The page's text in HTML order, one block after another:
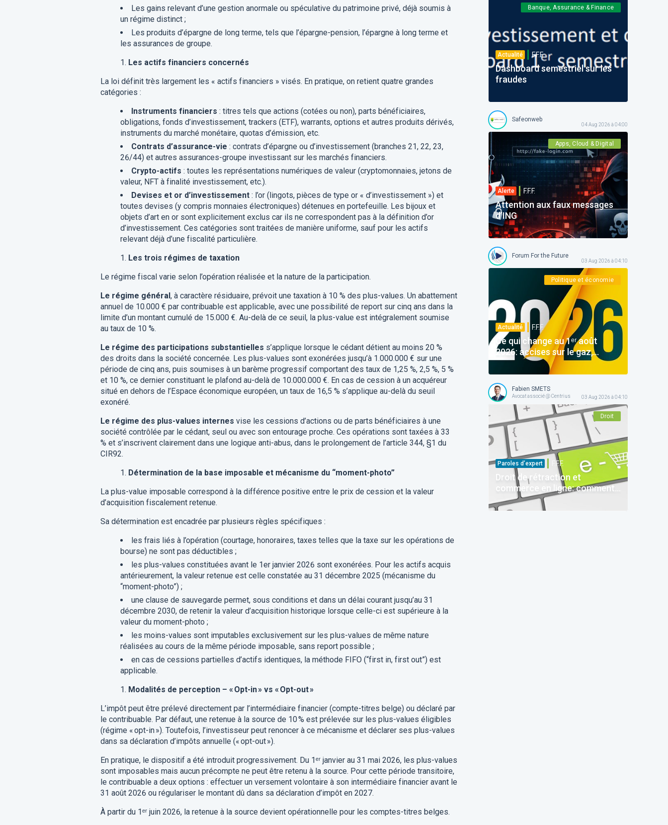
Les gains relevant d’une gestion anormale ou spéculative du patrimoine privé, déjà soumis à
un régime distinct ;
Les produits d’épargne de long terme, tels que l’épargne-pension, l’épargne à long terme et
les assurances de groupe.
Les actifs financiers concernés
La loi définit très largement les « actifs financiers » visés. En pratique, on retient quatre grandes
catégories :
Instruments financiers : titres tels que actions (cotées ou non), parts bénéficiaires,
obligations, fonds d’investissement, trackers (ETF), warrants, options et autres produits dérivés,
instruments du marché monétaire, quotas d’émission, etc.
Contrats d’assurance-vie : contrats d’épargne ou d’investissement (branches 21, 22, 23,
26/44) et autres assurances-groupe investissant sur les marchés financiers.
Crypto-actifs : toutes les représentations numériques de valeur (cryptomonnaies, jetons de
valeur, NFT à finalité investissement, etc.).
Devises et or d’investissement: l’or (lingots, pièces de type or « d’investissement ») et
toutes devises (y compris monnaies électroniques) détenues en portefeuille. Les bijoux et
objets d’art en or sont explicitement exclus car ils ne correspondent pas à la définition d’or
d’investissement. Ces catégories sont traitées de manière uniforme, sauf pour les actifs
relevant déjà d’une fiscalité particulière.
Les trois régimes de taxation
Le régime fiscal varie selon l’opération réalisée et la nature de la participation.
Le régime général, à caractère résiduaire, prévoit une taxation à 10 % des plus-values. Un abattement
annuel de 10.000 € par contribuable est applicable, avec une possibilité de report sur cinq ans dans la
limite d’un montant cumulé de 15.000 €. Au-delà de ce seuil, la plus-value est intégralement soumise
au taux de 10 %.
Le régime des participations substantielles s’applique lorsque le cédant détient au moins 20 %
des droits dans la société concernée. Les plus-values sont exonérées jusqu’à 1.000.000 € sur une
période de cinq ans, puis soumises à un barème progressif comportant des taux de 1,25 %, 2,5 %, 5 %
et 10 %, ce dernier constituant le plafond au-delà de 10.000.000 €. En cas de cession à un acquéreur
situé en dehors de l’Espace économique européen, un taux de 16,5 % s’applique au-delà du seuil
exonéré.
Le régime des plus-values internes vise les cessions d’actions ou de parts bénéficiaires à une
société contrôlée par le cédant, seul ou avec son entourage proche. Ces opérations sont taxées à 33
% et s’inscrivent clairement dans une logique anti-abus, dans le prolongement de l’article 344, §1 du
CIR92.
Détermination de la base imposable et mécanisme du “moment-photo”
La plus-value imposable correspond à la différence positive entre le prix de cession et la valeur
d’acquisition fiscalement retenue.
Sa détermination est encadrée par plusieurs règles spécifiques :
les frais liés à l’opération (courtage, honoraires, taxes telles que la taxe sur les opérations de
bourse) ne sont pas déductibles ;
les plus-values constituées avant le 1er janvier 2026 sont exonérées. Pour les actifs acquis
antérieurement, la valeur retenue est celle constatée au 31 décembre 2025 (mécanisme du
“moment-photo”) ;
une clause de sauvegarde permet, sous conditions et dans un délai courant jusqu’au 31
décembre 2030, de retenir la valeur d’acquisition historique lorsque celle-ci est supérieure à la
valeur du moment-photo ;
les moins-values sont imputables exclusivement sur les plus-values de même nature
réalisées au cours de la même période imposable, sans report possible ;
en cas de cessions partielles d’actifs identiques, la méthode FIFO (“first in, first out”) est
applicable.
Modalités de perception – « Opt-in » vs « Opt-out »
L’impôt peut être prélevé directement par l’intermédiaire financier (compte-titres belge) ou déclaré par
le contribuable. Par défaut, une retenue à la source de 10 % est prélevée sur les plus-values éligibles
(régime « opt-in »). Toutefois, l’investisseur peut renoncer à ce mécanisme et déclarer ses plus-values
dans sa déclaration d’impôts annuelle (« opt-out »).
En pratique, le dispositif a été introduit progressivement. Du 1ᵉʳ janvier au 31 mai 2026, les plus-values
sont imposables mais aucun précompte ne peut être retenu à la source. Pour cette période transitoire,
le contribuable a deux options : effectuer un versement volontaire à son intermédiaire financier avant le
31 août 2026 ou régulariser le montant dû dans sa déclaration d’impôt en 2027.
À partir du 1ᵉʳ juin 2026, la retenue à la source devient opérationnelle pour les comptes-titres belges.
Banque, Assurance & Finance
Actualité F.F.F.
Dashboard semestriel sur les
fraudes
Safeonweb
04 Aug 2026 à 04:00
Apps, Cloud & Digital
Alerte F.F.F.
Attention aux faux messages
d’ING
Forum For the Future
03 Aug 2026 à 04:10
Politique et économie
Actualité F.F.F.
Ce qui change au 1ᵉʳ août
2026: accises sur le gaz,
préavis d’une semaine et
RMMMG à 2.233,61 euros
Fabien SMETS
Avocat associé @ Centrius 03 Aug 2026 à 04:10
Droit
Paroles d’expert F.F.F.
Droit de rétraction et
commerce en ligne: comment
le bouton de rétraction
simplifie tout?